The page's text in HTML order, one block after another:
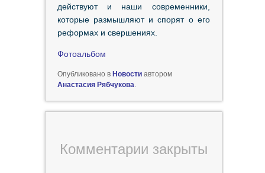
действуют и наши современники,
которые размышляют и спорят о его
реформах и свершениях.
Фотоальбом
Опубликовано в Новостиавтором
Анастасия Рябчукова.
Комментарии закрыты